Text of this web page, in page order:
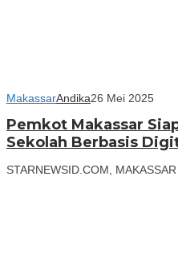
MakassarAndika26 Mei 2025
Pemkot Makassar
Sekolah Berbasis
STARNEWSID.COM,